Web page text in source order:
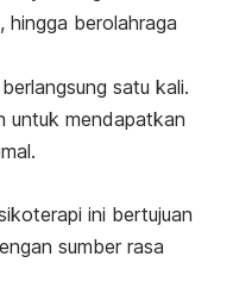
hingga berolahraga
satu kali.
untuk mendapatkan
ini bertujuan
sumber rasa